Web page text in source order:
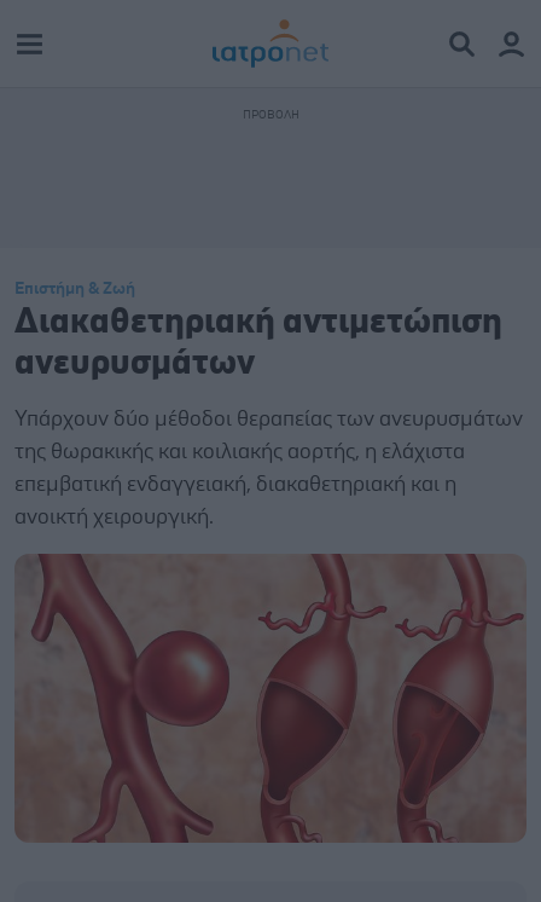
Επιστήμη & Ζωή
Διακαθετηριακή αντιμετώπιση
ανευρυσμάτων
Υπάρχουν δύο μέθοδοι θεραπείας των ανευρυσμάτων
της θωρακικής και κοιλιακής αορτής, η ελάχιστα
επεμβατική ενδαγγειακή, διακαθετηριακή και η
ανοικτή χειρουργική.